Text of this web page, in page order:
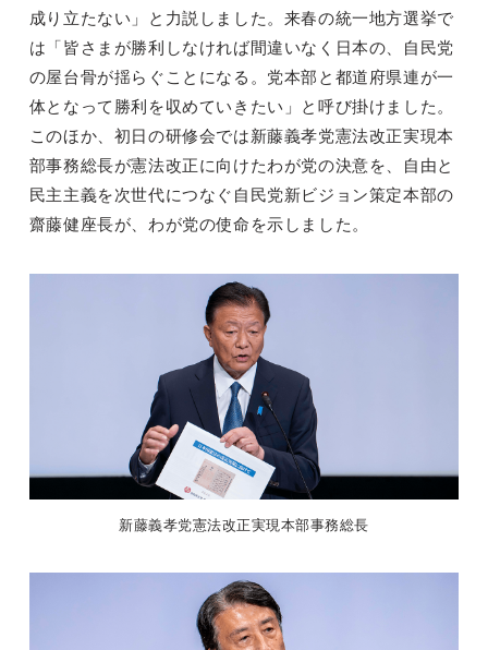
成り立たない」と力説しました。来春の統一地方選挙で
は「皆さまが勝利しなければ間違いなく日本の、自民党
の屋台骨が揺らぐことになる。党本部と都道府県連が一
体となって勝利を収めていきたい」と呼び掛けました。
このほか、初日の研修会では新藤義孝党憲法改正実現本
部事務総長が憲法改正に向けたわが党の決意を、自由と
民主主義を次世代につなぐ自民党新ビジョン策定本部の
齋藤健座長が、わが党の使命を示しました。
新藤義孝党憲法改正実現本部事務総長